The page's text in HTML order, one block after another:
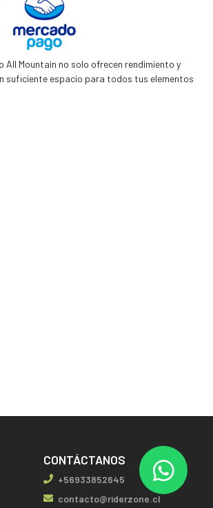
Mountain no solo ofrecen rendimiento y
suficiente espacio para todos tus elementos
CONTÁCTANOS
+56933852645
contacto@riderzone.cl